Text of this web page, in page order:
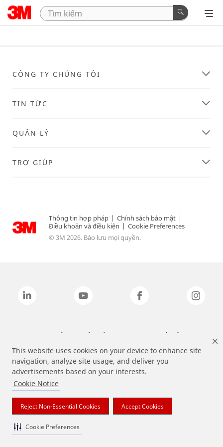
This website uses cookies on your device to enhance site
navigation, analyze site usage, and deliver you
advertisements based on your interests.
Cookie Notice
Reject Non-Essential Cookies Accept Cookies
Cookie Preferences
CÔNG TY CHÚNG TÔI
TIN TỨC
QUẢN LÝ
TRỢ GIÚP
Thông tin hợp pháp | Chính sách bảo mật |
Điều khoản và điều kiện | Cookie Preferences
© 3M 2026. Bảo lưu mọi quyền.
Các nhãn hiệu được liệt kê ở trên là các thương hiệu của 3M.